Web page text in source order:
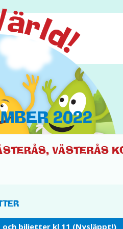
2022
VÄSTERÅS
och biljetter kl 11 (Nysläppt!)